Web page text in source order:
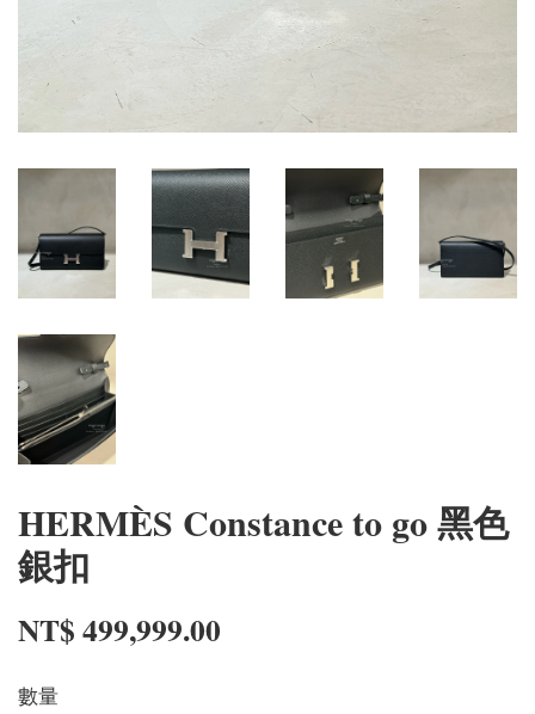
HERMÈS Constance to go 黑色
銀扣
NT$ 499,999.00
數量